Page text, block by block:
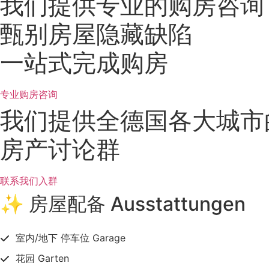
甄别房屋隐藏缺陷
一站式完成购房
专业购房咨询
我们提供全德国各大城
房产讨论群
联系我们入群
✨ 房屋配备 Ausstattungen
室内/地下 停车位 Garage
花园 Garten